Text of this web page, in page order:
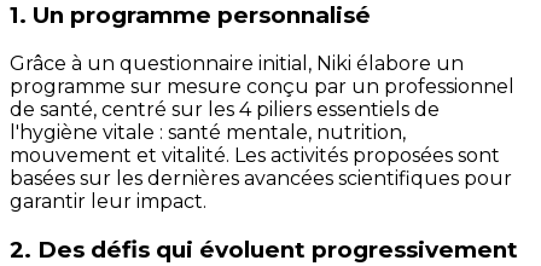
1. Un programme personnalisé
Grâce à un questionnaire initial, Niki élabore un
programme sur mesure conçu par un professionnel
de santé, centré sur les 4 piliers essentiels de
l'hygiène vitale : santé mentale, nutrition,
mouvement et vitalité. Les activités proposées sont
basées sur les dernières avancées scientifiques pour
garantir leur impact.
2. Des défis qui évoluent progressivement